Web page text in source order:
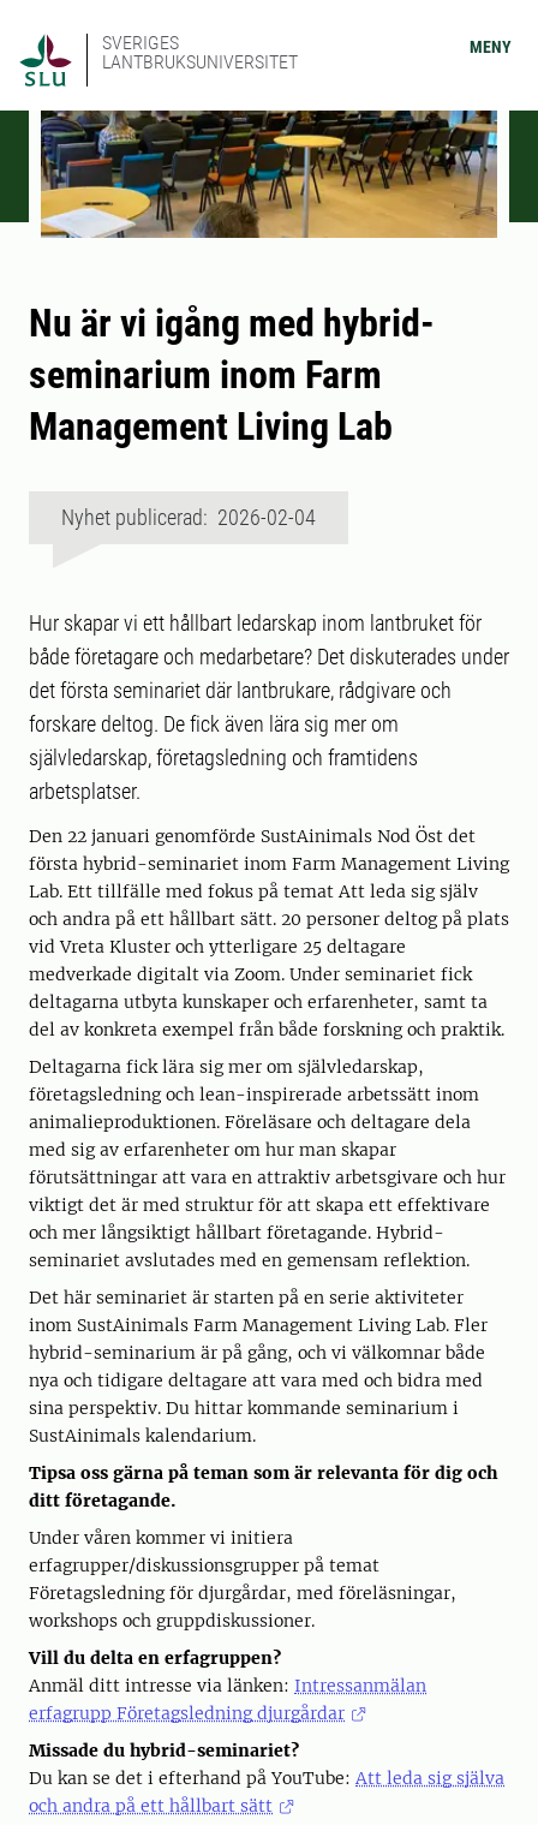
SVERIGES
LANTBRUKSUNIVERSITET
MENY
Nu är vi igång med hybrid-
seminarium inom Farm
Management Living Lab
Nyhet publicerad: 2026-02-04
Hur skapar vi ett hållbart ledarskap inom lantbruket för
både företagare och medarbetare? Det diskuterades under
det första seminariet där lantbrukare, rådgivare och
forskare deltog. De fick även lära sig mer om
självledarskap, företagsledning och framtidens
arbetsplatser.
Den 22 januari genomförde SustAinimals Nod Öst det
första hybrid-seminariet inom Farm Management Living
Lab. Ett tillfälle med fokus på temat Att leda sig själv
och andra på ett hållbart sätt. 20 personer deltog på plats
vid Vreta Kluster och ytterligare 25 deltagare
medverkade digitalt via Zoom. Under seminariet fick
deltagarna utbyta kunskaper och erfarenheter, samt ta
del av konkreta exempel från både forskning och praktik.
Deltagarna fick lära sig mer om självledarskap,
företagsledning och lean-inspirerade arbetssätt inom
animalieproduktionen. Föreläsare och deltagare dela
med sig av erfarenheter om hur man skapar
förutsättningar att vara en attraktiv arbetsgivare och hur
viktigt det är med struktur för att skapa ett effektivare
och mer långsiktigt hållbart företagande. Hybrid-
seminariet avslutades med en gemensam reflektion.
Det här seminariet är starten på en serie aktiviteter
inom SustAinimals Farm Management Living Lab. Fler
hybrid-seminarium är på gång, och vi välkomnar både
nya och tidigare deltagare att vara med och bidra med
sina perspektiv. Du hittar kommande seminarium i
SustAinimals kalendarium.
Tipsa oss gärna på teman som är relevanta för dig och
ditt företagande.
Under våren kommer vi initiera
erfagrupper/diskussionsgrupper på temat
Företagsledning för djurgårdar, med föreläsningar,
workshops och gruppdiskussioner.
Vill du delta en erfagruppen?
Anmäl ditt intresse via länken: Intressanmälan
erfagrupp Företagsledning djurgårdar
Missade du hybrid-seminariet?
Du kan se det i efterhand på YouTube: Att leda sig själva
och andra på ett hållbart sätt